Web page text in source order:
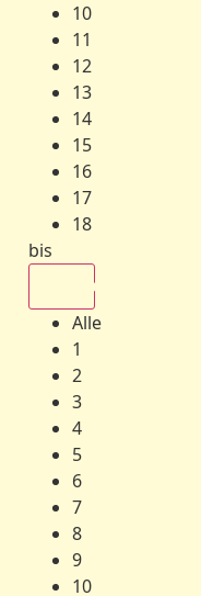
10
11
12
13
14
15
16
17
18
bis
Alle
1
2
3
4
5
6
7
8
9
10